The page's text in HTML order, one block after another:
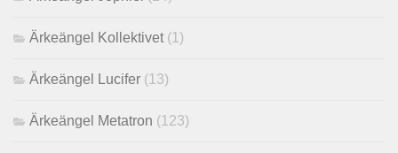
Ärkeängel Kollektivet (1)
Ärkeängel Lucifer (13)
Ärkeängel Metatron (123)